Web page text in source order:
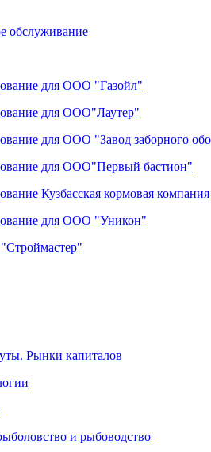
обслуживание
для ООО "Газойл"
для ООО"Лаутер"
для ООО "Завод заборного
для ООО"Первый бастион"
Кузбасская кормовая компания
для ООО "Уникон"
Рынки капиталов
и рыбоводство